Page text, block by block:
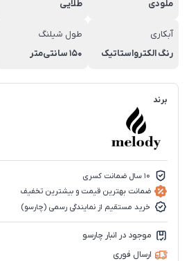
ملودی
طلایی
آبکاری
رنگ الکترواستاتیک
طول شیلنگ
150 سانتی‌متر
برند
10 سال ضمانت کسری
ضمانت بهترین قیمت و بیشترین تخفیف
خرید مستقیم از نمایندگی رسمی (چارسو)
موجود در انبار چارسو
ارسال فوری